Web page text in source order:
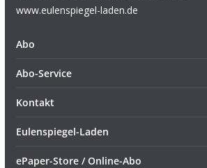
www.eulenspiegel-laden.de
Abo
Abo-Service
Kontakt
Eulenspiegel-Laden
ePaper-Store / Online-Abo